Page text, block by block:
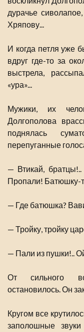
дурачье
Хряпову...
И когда петля уже
вдруг где-то за
выстрела,
«ура»...
Мужики, их
Долгополова
поднялась
перепуганные
— Втикай,
Пропали! Батюшку-
— Где батюшка?
— Тройку, тройку
— Пали из пушки!..
От сильного
остановилось. Он
Кругом все
заполошные